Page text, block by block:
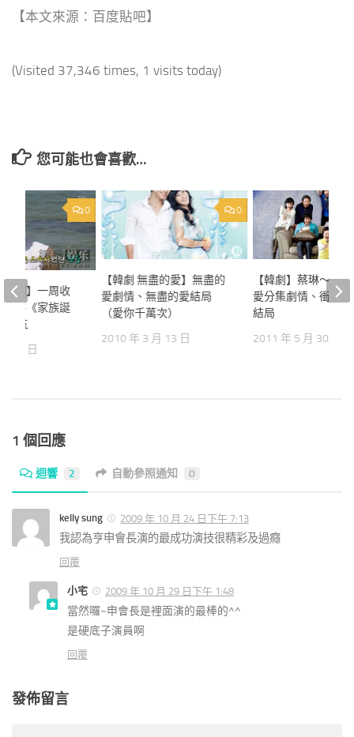
【本文來源：百度貼吧】
(Visited 37,346 times, 1 visits today)
您可能也會喜歡…
0
【韓劇 無盡的愛】無盡的
愛劇情、無盡的愛結局
（愛你千萬次）
2010 年 3 月 13 日
【韓劇】蔡琳～衝
愛分集劇情、衝吧
結局
2011 年 5 月 30 日
0
新聞】一周收
作客《家族誕
第五
21 日
1 個回應
迴響 2 自動參照通知 0
kelly sung 2009 年 10 月 24 日下午 7:13
我認為亨申會長演的最成功演技很精彩及過癮
回覆
小宅 2009 年 10 月 29 日下午 1:48
當然囉~申會長是裡面演的最棒的^^
是硬底子演員啊
回覆
發佈留言